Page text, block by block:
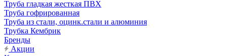
Труба гладкая жесткая ПВХ
Труба гофрированная
Труба из стали, оцинк.стали и алюминия
Трубка Кембрик
Бренды
Акции